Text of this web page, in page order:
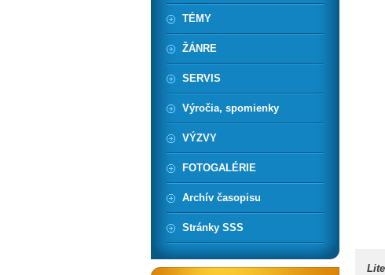
TÉMY
ŽÁNRE
SERVIS
Výročia, spomienky
VÝZVY
FOTOGALÉRIE
Archív časopisu
Stránky SSS